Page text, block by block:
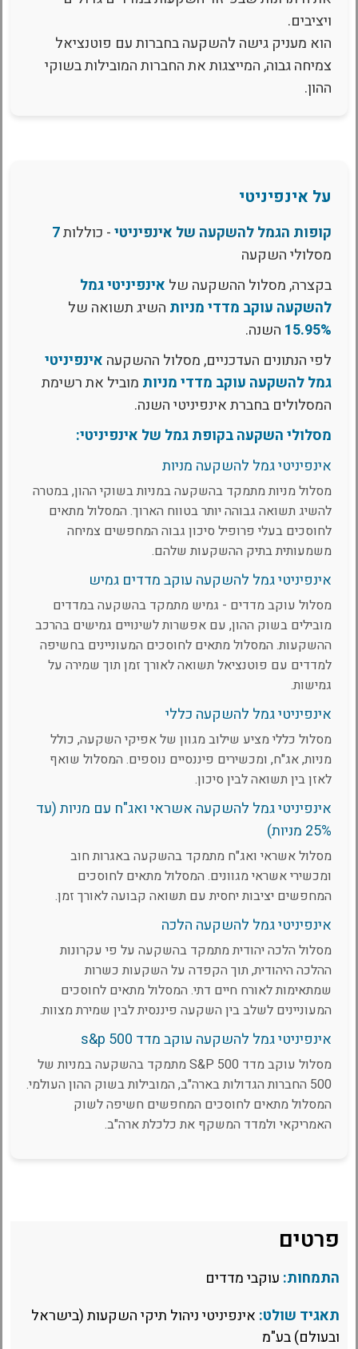
ויציבים.
הוא מעניק גישה להשקעה בחברות עם פוטנציאל
צמיחה גבוה, המייצגות את החברות המובילות בשוקי
ההון.
על אינפיניטי
קופות הגמל להשקעה של אינפיניטי- כוללות7
מסלולי השקעה
בקצרה, מסלול ההשקעה של אינפיניטי גמל
להשקעה עוקב מדדי מניות השיג תשואה של
15.95% השנה.
לפי הנתונים העדכניים, מסלול ההשקעה אינפיניטי
גמל להשקעה עוקב מדדי מניות מוביל את רשימת
המסלולים בחברת אינפיניטי השנה.
מסלולי השקעה בקופת גמל של אינפיניטי:
אינפיניטי גמל להשקעה מניות
מסלול מניות מתמקד בהשקעה במניות בשוקי ההון, במטרה
להשיג תשואה גבוהה יותר בטווח הארוך. המסלול מתאים
לחוסכים בעלי פרופיל סיכון גבוה המחפשים צמיחה
משמעותית בתיק ההשקעות שלהם.
אינפיניטי גמל להשקעה עוקב מדדים גמיש
מסלול עוקב מדדים - גמיש מתמקד בהשקעה במדדים
מובילים בשוק ההון, עם אפשרות לשינויים גמישים בהרכב
ההשקעות. המסלול מתאים לחוסכים המעוניינים בחשיפה
למדדים עם פוטנציאל תשואה לאורך זמן תוך שמירה על
גמישות.
אינפיניטי גמל להשקעה כללי
מסלול כללי מציע שילוב מגוון של אפיקי השקעה, כולל
מניות, אג"ח, ומכשירים פיננסיים נוספים. המסלול שואף
לאזן בין תשואה לבין סיכון.
אינפיניטי גמל להשקעה אשראי ואג"ח עם מניות (עד
25% מניות)
מסלול אשראי ואג"ח מתמקד בהשקעה באגרות חוב
ומכשירי אשראי מגוונים. המסלול מתאים לחוסכים
המחפשים יציבות יחסית עם תשואה קבועה לאורך זמן.
אינפיניטי גמל להשקעה הלכה
מסלול הלכה יהודית מתמקד בהשקעה על פי עקרונות
ההלכה היהודית, תוך הקפדה על השקעות כשרות
שמתאימות לאורח חיים דתי. המסלול מתאים לחוסכים
המעוניינים לשלב בין השקעה פיננסית לבין שמירת מצוות.
אינפיניטי גמל להשקעה עוקב מדד s&p 500
מסלול עוקב מדד S&P 500 מתמקד בהשקעה במניות של
500 החברות הגדולות בארה"ב, המובילות בשוק ההון העולמי.
המסלול מתאים לחוסכים המחפשים חשיפה לשוק
האמריקאי ולמדד המשקף את כלכלת ארה"ב.
פרטים
התמחות: עוקבי מדדים
תאגיד שולט: אינפיניטי ניהול תיקי השקעות (בישראל
ובעולם) בע"מ